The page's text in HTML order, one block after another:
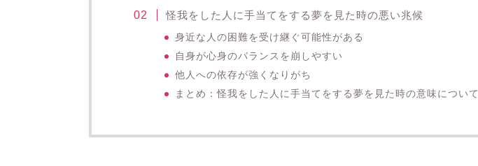
怪我をした人に手当てをする夢を見た時の悪い兆候
身近な人の困難を受け継ぐ可能性がある
自身が心身のバランスを崩しやすい
他人への依存が強くなりがち
まとめ：怪我をした人に手当てをする夢を見た時の意味について